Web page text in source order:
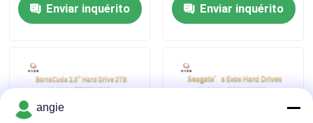
Casos
VR Show
Servidor do armazenamento de cremalheira
Enviar inquérito
Enviar inquérito
angie